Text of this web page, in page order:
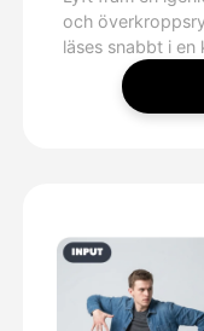
och
läses snabbt i en